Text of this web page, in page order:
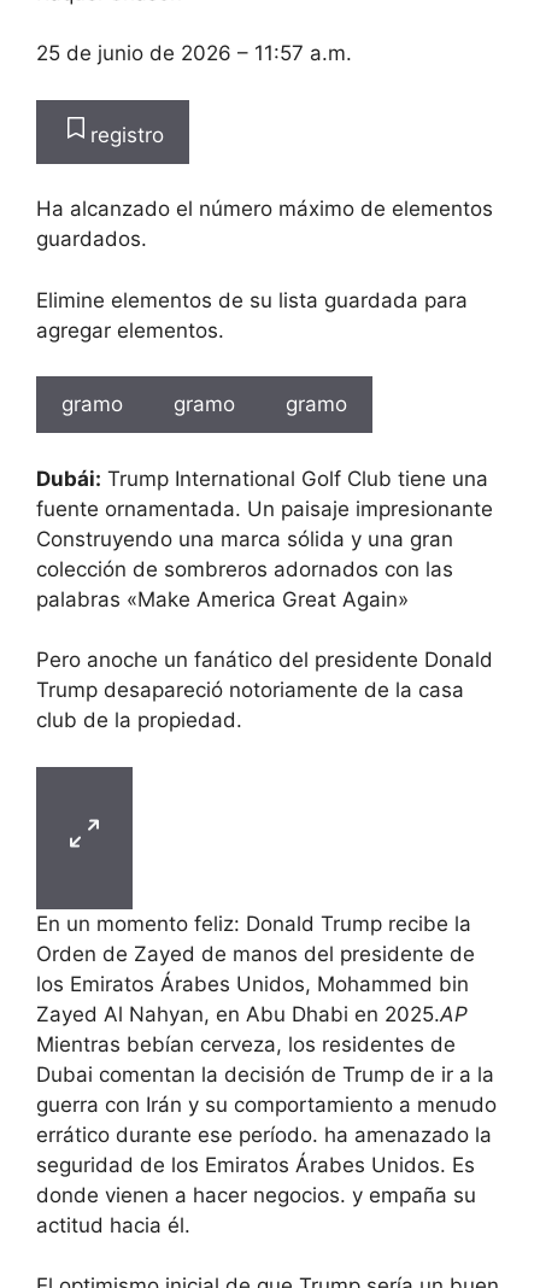
25 de junio de 2026 – 11:57 a.m.
registro
Ha alcanzado el número máximo de elementos
guardados.
Elimine elementos de su lista guardada para
agregar elementos.
gramo gramo gramo
Dubái: Trump International Golf Club tiene una
fuente ornamentada. Un paisaje impresionante
Construyendo una marca sólida y una gran
colección de sombreros adornados con las
palabras «Make America Great Again»
Pero anoche un fanático del presidente Donald
Trump desapareció notoriamente de la casa
club de la propiedad.
En un momento feliz: Donald Trump recibe la
Orden de Zayed de manos del presidente de
los Emiratos Árabes Unidos, Mohammed bin
Zayed Al Nahyan, en Abu Dhabi en 2025.AP
Mientras bebían cerveza, los residentes de
Dubai comentan la decisión de Trump de ir a la
guerra con Irán y su comportamiento a menudo
errático durante ese período. ha amenazado la
seguridad de los Emiratos Árabes Unidos. Es
donde vienen a hacer negocios. y empaña su
actitud hacia él.